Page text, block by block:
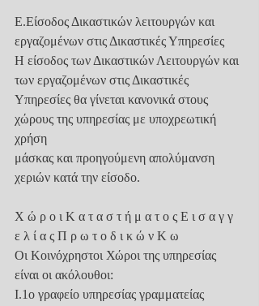
Ε.Είσοδος Δικαστικών λειτουργών και
εργαζομένων στις Δικαστικές Υπηρεσίες
Η είσοδος των Δικαστικών Λειτουργών και
των εργαζομένων στις Δικαστικές
Υπηρεσίες θα γίνεται κανονικά στους
χώρους της υπηρεσίας με υποχρεωτική
χρήση
μάσκας και προηγούμενη απολύμανση
χεριών κατά την είσοδο.
Χ ώ ρ ο ι Κ α τ α σ τ ή μ α τ ο ς Ε ι σ α γ γ
ε λ ί α ς Π ρ ω τ ο δ ι κ ώ ν Κ ω
Οι Κοινόχρηστοι Χώροι της υπηρεσίας
είναι οι ακόλουθοι:
I.1ο γραφείο υπηρεσίας γραμματείας